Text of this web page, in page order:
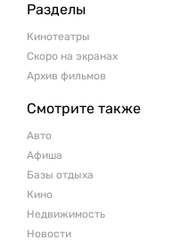
Разделы
Кинотеатры
Скоро на экранах
Архив фильмов
Смотрите также
Авто
Афиша
Базы отдыха
Кино
Недвижимость
Новости